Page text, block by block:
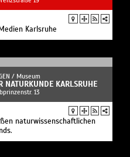
Karlsruhe
/ Museum
NATURKUNDE KARLSRUHE
13
naturwissenschaftlichen